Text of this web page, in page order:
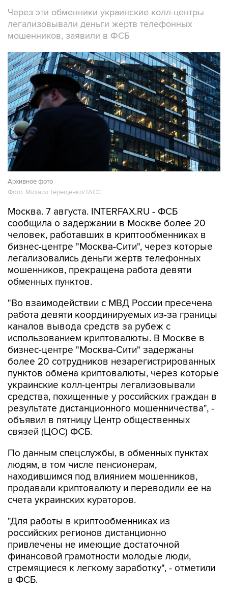
Через эти обменники украинские колл-центры
легализовывали деньги жертв телефонных
мошенников, заявили в ФСБ
Архивное фото
Фото: Михаил Терещенко/ТАСС
Москва. 7 августа. INTERFAX.RU - ФСБ
сообщила о задержании в Москве более 20
человек, работавших в криптообменниках в
бизнес-центре "Москва-Сити", через которые
легализовались деньги жертв телефонных
мошенников, прекращена работа девяти
обменных пунктов.
"Во взаимодействии с МВД России пресечена
работа девяти координируемых из-за границы
каналов вывода средств за рубеж с
использованием криптовалюты. В Москве в
бизнес-центре "Москва-Сити" задержаны
более 20 сотрудников незарегистрированных
пунктов обмена криптовалюты, через которые
украинские колл-центры легализовывали
средства, похищенные у российских граждан в
результате дистанционного мошенничества", -
объявил в пятницу Центр общественных
связей (ЦОС) ФСБ.
По данным спецслужбы, в обменных пунктах
людям, в том числе пенсионерам,
находившимся под влиянием мошенников,
продавали криптовалюту и переводили ее на
счета украинских кураторов.
"Для работы в криптообменниках из
российских регионов дистанционно
привлечены не имеющие достаточной
финансовой грамотности молодые люди,
стремящиеся к легкому заработку", - отметили
в ФСБ.